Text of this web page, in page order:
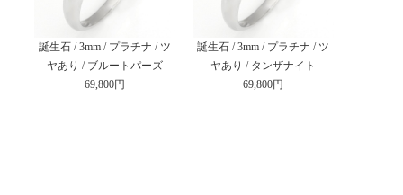
誕生石 / 3mm / プラチナ / ツ
ヤあり / ブルートパーズ
69,800円
誕生石 / 3mm / プラチナ / ツ
ヤあり / タンザナイト
69,800円